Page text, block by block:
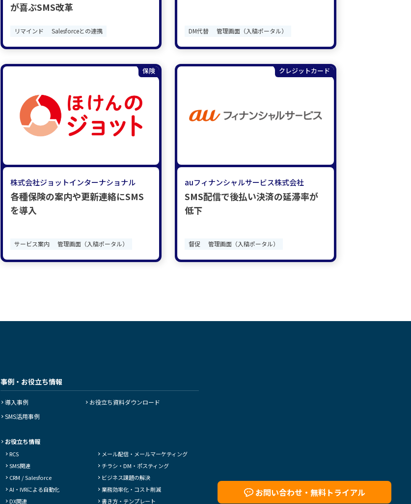
が喜ぶSMS改革
リマインド Salesforceとの連携 DM代替 管理画面（入稿ポータル）
保険
株式会社ジョットインターナショナル
各種保険の案内や更新連絡にSMS
を導入
サービス案内 管理画面（入稿ポータル）
クレジットカード
auフィナンシャルサービス株式会社
SMS配信で後払い決済の延滞率が
低下
督促 管理画面（入稿ポータル）
事例・お役立ち情報
導入事例
SMS活用事例
お役立ち資料ダウンロード
お役立ち情報
RCS
SMS関連
CRM / Salesforce
AI・IVRによる自動化
DX関連
メール配信・ メールマーケティング
チラシ・DM・ ポスティング
ビジネス課題の解決
業務効率化・コスト削減
書き方・テンプレート
お問い合わせ・無料トライアル